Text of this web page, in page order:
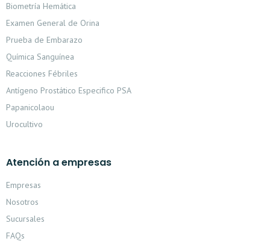
Biometría Hemática
Examen General de Orina
Prueba de Embarazo
Química Sanguínea
Reacciones Fébriles
Antígeno Prostático Especifico PSA
Papanicolaou
Urocultivo
Atención a empresas
Empresas
Nosotros
Sucursales
FAQs